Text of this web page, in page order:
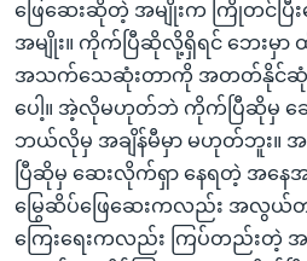
ဖြေဆေးဆိုတဲ့ အမျိုးက ကြိုတင်ပြီ
အမျိုး။ ကိုက်ပြီဆိုလို့ရှိရင် ဘေးမှာ
အသက်သေဆုံးတာကို အတတ်နိုင်ဆုံး လ
ပေါ့။ အဲ့လိုမဟုတ်ဘဲ ကိုက်ပြီဆိုမှ ဆ
ဘယ်လိုမှ အချိန်မီမှာ မဟုတ်ဘူး။
ပြီဆိုမှ ဆေးလိုက်ရှာ နေရတဲ့ အနေ
မြွေဆိပ်ဖြေဆေးကလည်း အလွယ်တ
ကြေးရေးကလည်း ကြပ်တည်းတဲ့